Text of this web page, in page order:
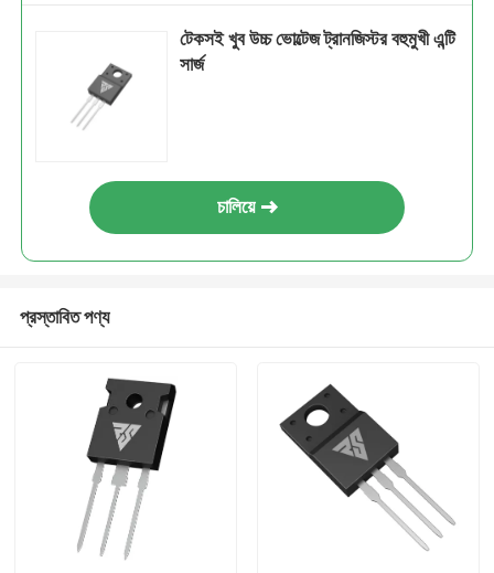
টেকসই খুব উচ্চ ভোল্টেজ ট্রানজিস্টর বহুমুখী এন্টি
সার্জ
চালিয়ে
প্রস্তাবিত পণ্য